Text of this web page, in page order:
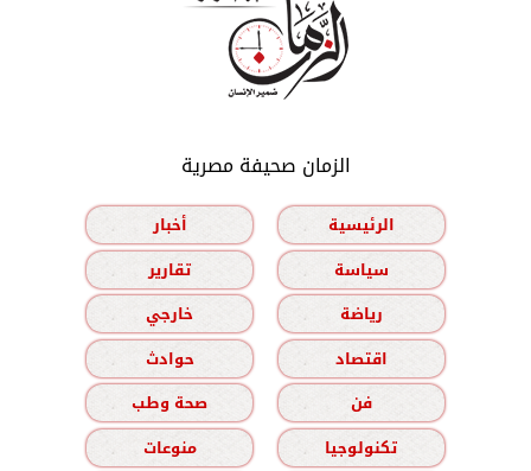
الزمان صحيفة مصرية
الرئيسية
أخبار
سياسة
تقارير
رياضة
خارجي
اقتصاد
حوادث
فن
صحة وطب
تكنولوجيا
منوعات